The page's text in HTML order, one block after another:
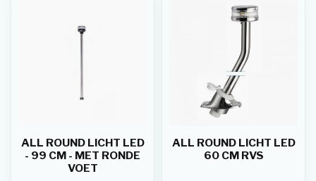
ALL ROUND LICHT LED
- 99 CM - MET RONDE
VOET
ALL ROUND LICHT LED
60 CM RVS